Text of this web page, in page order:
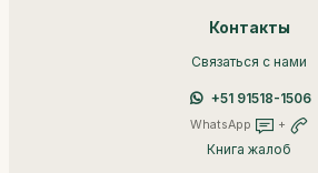
Контакты
Связаться с нами
+51 91518-1506
WhatsApp +
Книга жалоб